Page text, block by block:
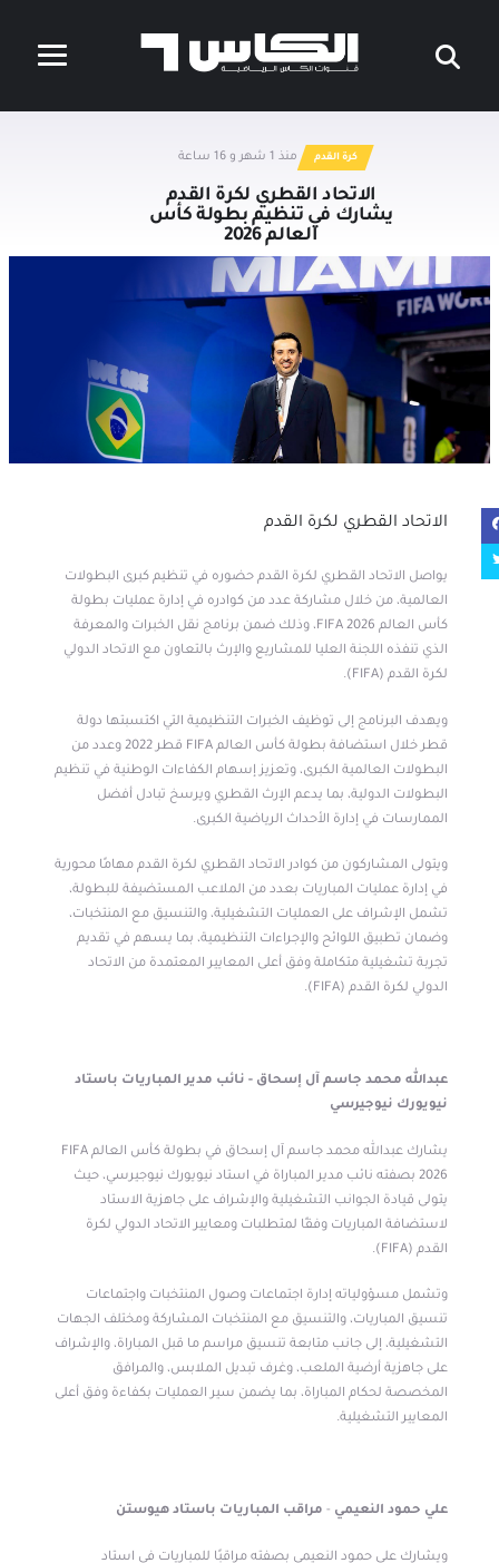
كرة القدم منذ 1 شهر و 16 ساعة
الاتحاد القطري لكرة القدم
يشارك في تنظيم بطولة كأس
العالم 2026
الاتحاد القطري لكرة القدم
يواصل الاتحاد القطري لكرة القدم حضوره في تنظيم كبرى البطولات
العالمية، من خلال مشاركة عدد من كوادره في إدارة عمليات بطولة
كأس العالم FIFA 2026، وذلك ضمن برنامج نقل الخبرات والمعرفة
الذي تنفذه اللجنة العليا للمشاريع والإرث بالتعاون مع الاتحاد الدولي
لكرة القدم (FIFA).
ويهدف البرنامج إلى توظيف الخبرات التنظيمية التي اكتسبتها دولة
قطر خلال استضافة بطولة كأس العالم FIFA قطر 2022 وعدد من
البطولات العالمية الكبرى، وتعزيز إسهام الكفاءات الوطنية في تنظيم
البطولات الدولية، بما يدعم الإرث القطري ويرسخ تبادل أفضل
الممارسات في إدارة الأحداث الرياضية الكبرى.
ويتولى المشاركون من كوادر الاتحاد القطري لكرة القدم مهامًا محورية
في إدارة عمليات المباريات بعدد من الملاعب المستضيفة للبطولة،
تشمل الإشراف على العمليات التشغيلية، والتنسيق مع المنتخبات،
وضمان تطبيق اللوائح والإجراءات التنظيمية، بما يسهم في تقديم
تجربة تشغيلية متكاملة وفق أعلى المعايير المعتمدة من الاتحاد
الدولي لكرة القدم (FIFA).
عبدالله محمد جاسم آل إسحاق - نائب مدير المباريات باستاد
نيويورك نيوجيرسي
يشارك عبدالله محمد جاسم آل إسحاق في بطولة كأس العالم FIFA
2026 بصفته نائب مدير المباراة في استاد نيويورك نيوجيرسي، حيث
يتولى قيادة الجوانب التشغيلية والإشراف على جاهزية الاستاد
لاستضافة المباريات وفقًا لمتطلبات ومعايير الاتحاد الدولي لكرة
القدم (FIFA).
وتشمل مسؤولياته إدارة اجتماعات وصول المنتخبات واجتماعات
تنسيق المباريات، والتنسيق مع المنتخبات المشاركة ومختلف الجهات
التشغيلية، إلى جانب متابعة تنسيق مراسم ما قبل المباراة، والإشراف
على جاهزية أرضية الملعب، وغرف تبديل الملابس، والمرافق
المخصصة لحكام المباراة، بما يضمن سير العمليات بكفاءة وفق أعلى
المعايير التشغيلية.
علي حمود النعيمي - مراقب المباريات باستاد هيوستن
ويشارك علي حمود النعيمي بصفته مراقبًا للمباريات في استاد